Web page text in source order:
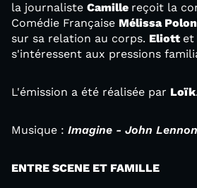
la journaliste Camille reçoit la
Comédie Française Mélissa
sur sa relation au corps. Eliott et
s'intéressent aux pressions
L'émission a été réalisée par Loïk.
Musique : Imagine - John Lennon
ENTRE SCENE ET FAMILLE